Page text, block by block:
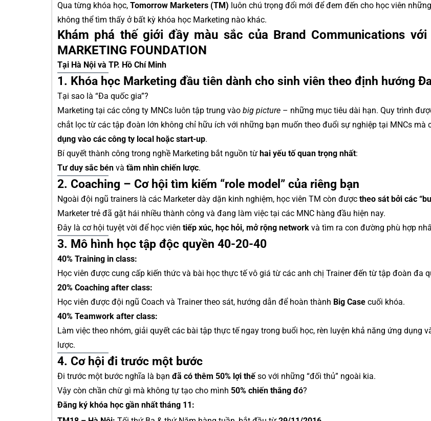
Qua từng khóa học, Tomorrow Marketers (TM) luôn chú trọng đổi mới để đem đến cho học viên
không thể tìm thấy ở bất kỳ khóa học Marketing nào khác.
Khám phá thế giới đầy màu sắc của Brand Communications
MARKETING FOUNDATION
Tại Hà Nội và TP. Hồ Chí Minh
1. Khóa học Marketing đầu tiên dành cho sinh viên theo định hướng
Tại sao là “Đa quốc gia”?
Marketing tại các công ty MNCs luôn tập trung vào big picture – những mục tiêu dài hạn. Quy trình
chắt lọc từ các tập đoàn lớn không chỉ hữu ích với những bạn muốn theo đuổi sự nghiệp tại MNCs mà
dụng vào các công ty local hoặc start-up.
Bí quyết thành công trong nghề Marketing bắt nguồn từ hai yếu tố quan trọng nhất:
Tư duy sắc bén và tầm nhìn chiến lược.
2. Coaching – Cơ hội tìm kiếm “role model” của riêng bạn
Ngoài đội ngũ trainers là các Marketer dày dặn kinh nghiệm, học viên TM còn được theo sát bởi các
Marketer trẻ đã gặt hái nhiều thành công và đang làm việc tại các MNC hàng đầu hiện nay.
Đây là cơ hội tuyệt vời để học viên tiếp xúc, học hỏi, mở rộng network và tìm ra con đường phù hợp
3. Mô hình học tập độc quyền 40-20-40
40% Training in class:
Học viên được cung cấp kiến thức và bài học thực tế vô giá từ các anh chị Trainer đến từ tập đoàn đa
20% Coaching after class:
Học viên được đội ngũ Coach và Trainer theo sát, hướng dẫn để hoàn thành Big Case cuối khóa.
40% Teamwork after class:
Làm việc theo nhóm, giải quyết các bài tập thực tế ngay trong buổi học, rèn luyện khả năng ứng dụng
lược.
4. Cơ hội đi trước một bước
Đi trước một bước nghĩa là bạn đã có thêm 50% lợi thế so với những “đối thủ” ngoài kia.
Vậy còn chần chừ gì mà không tự tạo cho mình 50% chiến thắng đó?
Đăng ký khóa học gần nhất tháng 11: